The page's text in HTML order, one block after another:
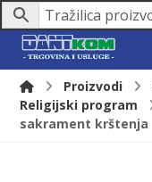
Proizvodi
Religijski program
sakrament krštenja